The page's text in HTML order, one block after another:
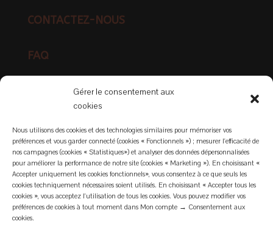
Gérer le consentement aux
cookies
Nous utilisons des cookies et des technologies similaires pour mémoriser vos
préférences et vous garder connecté (cookies « Fonctionnels ») ; mesurer l'efficacité de
nos campagnes (cookies « Statistiques») et analyser des données dépersonnalisées
pour améliorer la performance de notre site (cookies « Marketing »). En choisissant «
Accepter uniquement les cookies fonctionnels», vous consentez à ce que seuls les
cookies techniquement nécessaires soient utilisés. En choisissant « Accepter tous les
cookies », vous acceptez l'utilisation de tous les cookies. Vous pouvez modifier vos
préférences de cookies à tout moment dans Mon compte → Consentement aux
cookies.
CONTACTEZ-NOUS
FAQ
CONDITIONS GÉNÉRALES
MENTIONS LÉGALES
PLAN DU SITE
POLITIQUE DE COOKIES (UE)